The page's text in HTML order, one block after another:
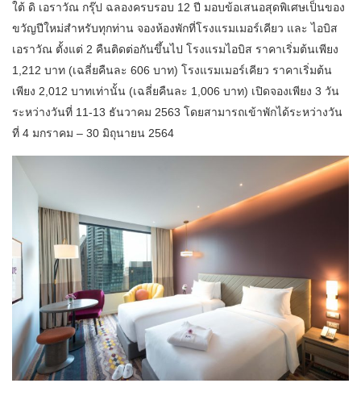
ใต้ ดิ เอราวัณ กรุ๊ป ฉลองครบรอบ 12 ปี มอบข้อเสนอสุดพิเศษเป็นของ
ขวัญปีใหม่สำหรับทุกท่าน จองห้องพักที่โรงแรมเมอร์เคียว และ ไอบิส
เอราวัณ ตั้งแต่ 2 คืนติดต่อกันขึ้นไป โรงแรมไอบิส ราคาเริ่มต้นเพียง
1,212 บาท (เฉลี่ยคืนละ 606 บาท) โรงแรมเมอร์เคียว ราคาเริ่มต้น
เพียง 2,012 บาทเท่านั้น (เฉลี่ยคืนละ 1,006 บาท) เปิดจองเพียง 3 วัน
ระหว่างวันที่ 11-13 ธันวาคม 2563 โดยสามารถเข้าพักได้ระหว่างวัน
ที่ 4 มกราคม – 30 มิถุนายน 2564